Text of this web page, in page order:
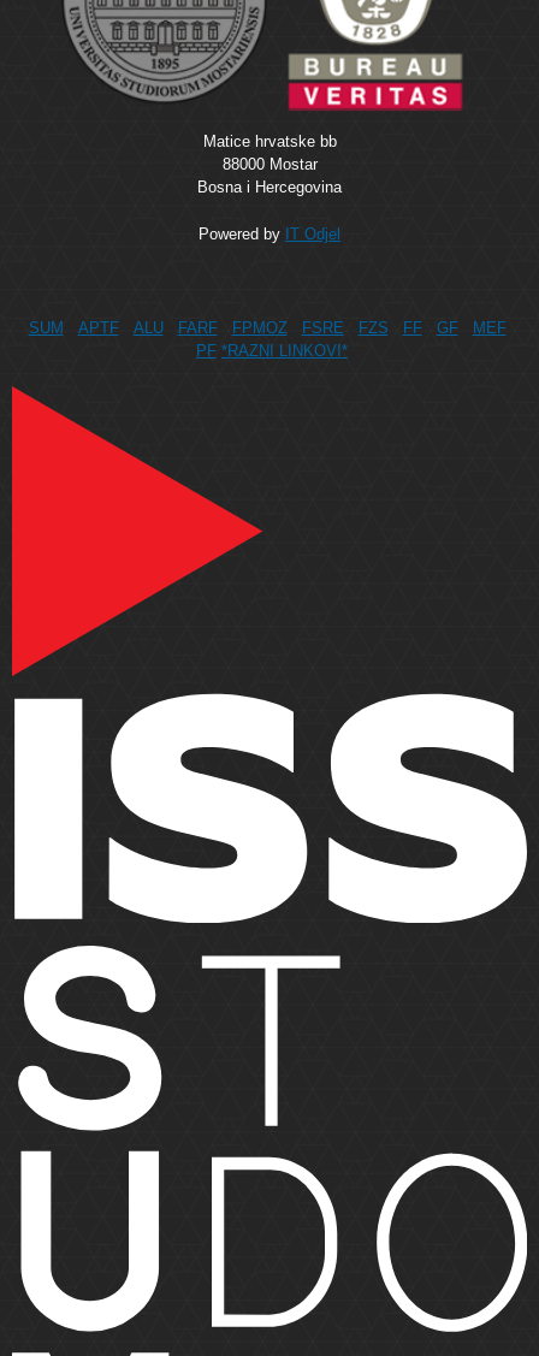
Matice hrvatske bb
88000 Mostar
Bosna i Hercegovina
Powered by IT Odjel
SUM APTF ALU FARF FPMOZ FSRE FZS FF GF
MEF
PF *RAZNI LINKOVI*